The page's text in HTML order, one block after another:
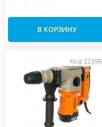
В КОРЗИНУ
Код: 22399